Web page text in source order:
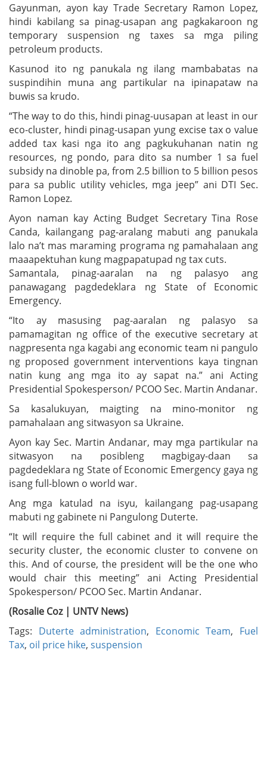
Gayunman, ayon kay Trade Secretary Ramon Lopez,
hindi kabilang sa pinag-usapan ang pagkakaroon ng
temporary suspension ng taxes sa mga piling
petroleum products.
Kasunod ito ng panukala ng ilang mambabatas na
suspindihin muna ang partikular na ipinapataw na
buwis sa krudo.
“The way to do this, hindi pinag-uusapan at least in our
eco-cluster, hindi pinag-usapan yung excise tax o value
added tax kasi nga ito ang pagkukuhanan natin ng
resources, ng pondo, para dito sa number 1 sa fuel
subsidy na dinoble pa, from 2.5 billion to 5 billion pesos
para sa public utility vehicles, mga jeep” ani DTI Sec.
Ramon Lopez.
Ayon naman kay Acting Budget Secretary Tina Rose
Canda, kailangang pag-aralang mabuti ang panukala
lalo na’t mas maraming programa ng pamahalaan ang
maaapektuhan kung magpapatupad ng tax cuts.
Samantala, pinag-aaralan na ng palasyo ang
panawagang pagdedeklara ng State of Economic
Emergency.
“Ito ay masusing pag-aaralan ng palasyo sa
pamamagitan ng office of the executive secretary at
nagpresenta nga kagabi ang economic team ni pangulo
ng proposed government interventions kaya tingnan
natin kung ang mga ito ay sapat na.” ani Acting
Presidential Spokesperson/ PCOO Sec. Martin Andanar.
Sa kasalukuyan, maigting na mino-monitor ng
pamahalaan ang sitwasyon sa Ukraine.
Ayon kay Sec. Martin Andanar, may mga partikular na
sitwasyon na posibleng magbigay-daan sa
pagdedeklara ng State of Economic Emergency gaya ng
isang full-blown o world war.
Ang mga katulad na isyu, kailangang pag-usapang
mabuti ng gabinete ni Pangulong Duterte.
“It will require the full cabinet and it will require the
security cluster, the economic cluster to convene on
this. And of course, the president will be the one who
would chair this meeting” ani Acting Presidential
Spokesperson/ PCOO Sec. Martin Andanar.
(Rosalie Coz | UNTV News)
Tags: Duterte administration, Economic Team, Fuel
Tax, oil price hike, suspension